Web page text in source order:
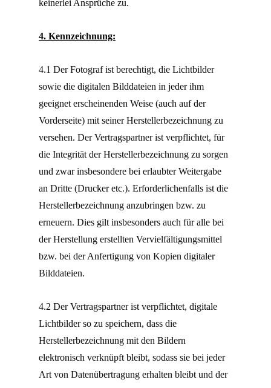
keinerlei Ansprüche zu.
4. Kennzeichnung:
4.1 Der Fotograf ist berechtigt, die Lichtbilder
sowie die digitalen Bilddateien in jeder ihm
geeignet erscheinenden Weise (auch auf der
Vorderseite) mit seiner Herstellerbezeichnung zu
versehen. Der Vertragspartner ist verpflichtet, für
die Integrität der Herstellerbezeichnung zu sorgen
und zwar insbesondere bei erlaubter Weitergabe
an Dritte (Drucker etc.). Erforderlichenfalls ist die
Herstellerbezeichnung anzubringen bzw. zu
erneuern. Dies gilt insbesonders auch für alle bei
der Herstellung erstellten Vervielfältigungsmittel
bzw. bei der Anfertigung von Kopien digitaler
Bilddateien.
4.2 Der Vertragspartner ist verpflichtet, digitale
Lichtbilder so zu speichern, dass die
Herstellerbezeichnung mit den Bildern
elektronisch verknüpft bleibt, sodass sie bei jeder
Art von Datenübertragung erhalten bleibt und der